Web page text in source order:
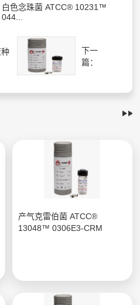
白色念珠菌 ATCC® 10231™
044...
下一
篇：
产气克雷伯菌 ATCC®
13048™ 0306E3-CRM